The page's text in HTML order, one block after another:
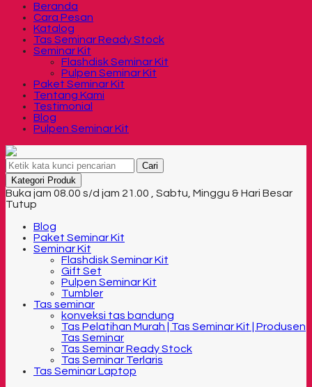
Beranda
Cara Pesan
Katalog
Tas Seminar Ready Stock
Seminar Kit
Flashdisk Seminar Kit
Pulpen Seminar Kit
Paket Seminar Kit
Tentang Kami
Testimonial
Blog
Pulpen Seminar Kit
Cari
Kategori Produk
Buka jam 08.00 s/d jam 21.00 , Sabtu, Minggu & Hari Besar
Tutup
Blog
Paket Seminar Kit
Seminar Kit
Flashdisk Seminar Kit
Gift Set
Pulpen Seminar Kit
Tumbler
Tas seminar
konveksi tas bandung
Tas Pelatihan Murah | Tas Seminar Kit | Produsen
Tas Seminar
Tas Seminar Ready Stock
Tas Seminar Terlaris
Tas Seminar Laptop